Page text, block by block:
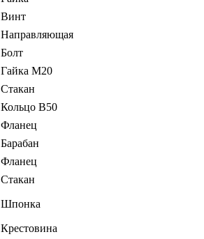
Винт
Направляющая
Болт
Гайка М20
Стакан
Кольцо В50
Фланец
Барабан
Фланец
Стакан
Шпонка
Крестовина